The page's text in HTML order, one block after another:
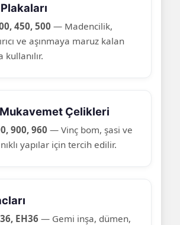
450, 500 — Madencilik,
ve aşınmaya maruz kalan
Çelikleri
900, 960 — Vinç bom, şasi ve
yapılar için tercih edilir.
EH36 — Gemi inşa, dümen,